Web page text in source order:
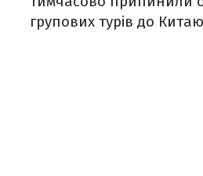
групових турів до